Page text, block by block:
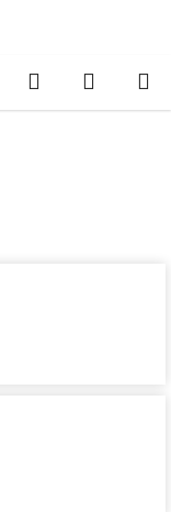
Hľadať
KOŠÍK
Dyne, dekorácie
/